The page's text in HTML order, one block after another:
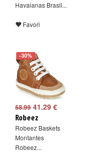
Havaianas Brasil...
Favori
-30%
58.99 41.29 €
Robeez
Robeez Baskets
Montantes
Robeez...